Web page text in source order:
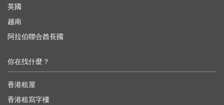
英國
越南
阿拉伯聯合酋長國
你在找什麼？
香港租屋
香港租寫字樓